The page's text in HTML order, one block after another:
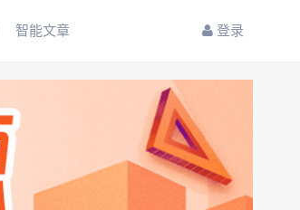
智能文章 登录